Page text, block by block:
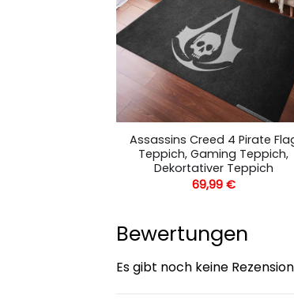
Assassins Creed 4 Pirate
Teppich, Gaming Teppich,
Dekortativer Teppich
69,99 €
Bewertungen
Es gibt noch keine